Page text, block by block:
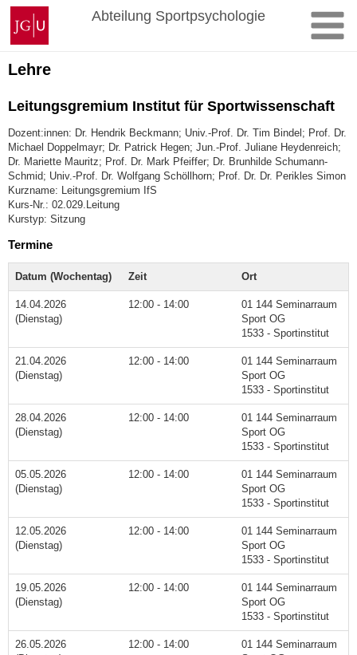
Zum
Inhalt
springen
Johannes
Gutenberg-
Universität
Mainz
Abteilung Sportpsychologie
Lehre
Leitungsgremium Institut für Sportwissenschaft
Dozent:innen: Dr. Hendrik Beckmann; Univ.-Prof. Dr. Tim Bindel; Prof. Dr.
Michael Doppelmayr; Dr. Patrick Hegen; Jun.-Prof. Juliane Heydenreich;
Dr. Mariette Mauritz; Prof. Dr. Mark Pfeiffer; Dr. Brunhilde Schumann-
Schmid; Univ.-Prof. Dr. Wolfgang Schöllhorn; Prof. Dr. Dr. Perikles Simon
Kurzname: Leitungsgremium IfS
Kurs-Nr.: 02.029.Leitung
Kurstyp: Sitzung
Termine
Datum (Wochentag) Zeit Ort
14.04.2026
(Dienstag)
12:00 - 14:00
01 144 Seminarraum
Sport OG
1533 - Sportinstitut
21.04.2026
(Dienstag)
12:00 - 14:00
01 144 Seminarraum
Sport OG
1533 - Sportinstitut
28.04.2026
(Dienstag)
12:00 - 14:00
01 144 Seminarraum
Sport OG
1533 - Sportinstitut
05.05.2026
(Dienstag)
12:00 - 14:00
01 144 Seminarraum
Sport OG
1533 - Sportinstitut
12.05.2026
(Dienstag)
12:00 - 14:00
01 144 Seminarraum
Sport OG
1533 - Sportinstitut
19.05.2026
(Dienstag)
12:00 - 14:00
01 144 Seminarraum
Sport OG
1533 - Sportinstitut
26.05.2026
12:00 - 14:00
01 144 Seminarraum